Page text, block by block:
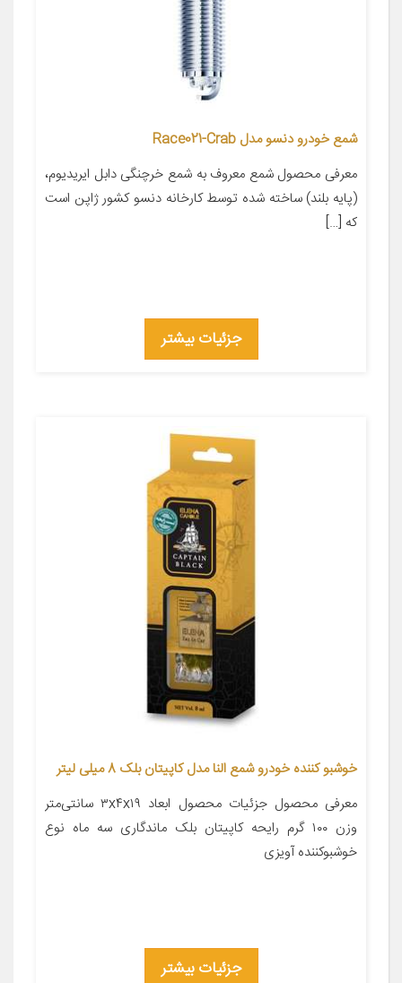
شمع خودرو دنسو مدل Race021-Crab
معرفی محصول شمع معروف به شمع خرچنگی دابل ایریدیوم،
(پایه بلند) ساخته شده توسط کارخانه دنسو کشور ژاپن است
که […]
جزئیات بیشتر
خوشبو کننده خودرو شمع النا مدل کاپیتان بلک 8 میلی لیتر
معرفی محصول جزئیات محصول ابعاد ۳x۴x۱۹ سانتی‌متر
وزن ۱۰۰ گرم رایحه کاپیتان بلک ماندگاری سه ماه نوع
خوشبوکننده آویزی
جزئیات بیشتر